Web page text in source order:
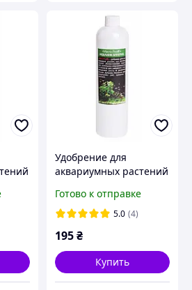
Удобрение для
аквариумных растений
Aquahim Spiritol, 0.5л
Готово к отправке
5.0 (4)
195₴
Купить